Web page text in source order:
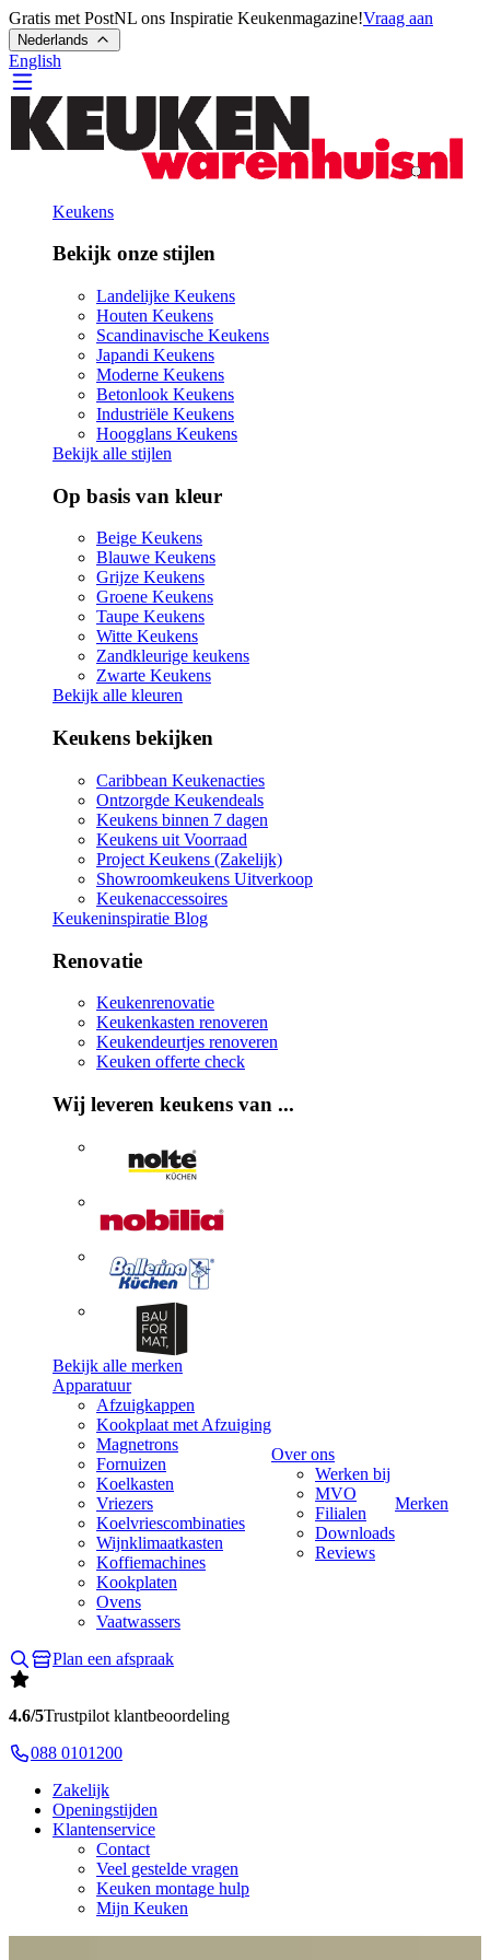
Gratis met PostNL ons Inspiratie Keukenmagazine!Vraag aan
Nederlands
English
Keukens
Bekijk onze stijlen
Landelijke Keukens
Houten Keukens
Scandinavische Keukens
Japandi Keukens
Moderne Keukens
Betonlook Keukens
Industriële Keukens
Hoogglans Keukens
Bekijk alle stijlen
Op basis van kleur
Beige Keukens
Blauwe Keukens
Grijze Keukens
Groene Keukens
Taupe Keukens
Witte Keukens
Zandkleurige keukens
Zwarte Keukens
Bekijk alle kleuren
Keukens bekijken
Caribbean Keukenacties
Ontzorgde Keukendeals
Keukens binnen 7 dagen
Keukens uit Voorraad
Project Keukens (Zakelijk)
Showroomkeukens Uitverkoop
Keukenaccessoires
Keukeninspiratie Blog
Renovatie
Keukenrenovatie
Keukenkasten renoveren
Keukendeurtjes renoveren
Keuken offerte check
Wij leveren keukens van ...
Bekijk alle merken
Apparatuur
Afzuigkappen
Kookplaat met Afzuiging
Magnetrons
Fornuizen
Koelkasten
Vriezers
Koelvriescombinaties
Wijnklimaatkasten
Koffiemachines
Kookplaten
Ovens
Vaatwassers
Over ons
Werken bij
MVO
Filialen
Downloads
Reviews
Merken
Plan een afspraak
4.6/5Trustpilot klantbeoordeling
088 0101200
Zakelijk
Openingstijden
Klantenservice
Contact
Veel gestelde vragen
Keuken montage hulp
Mijn Keuken